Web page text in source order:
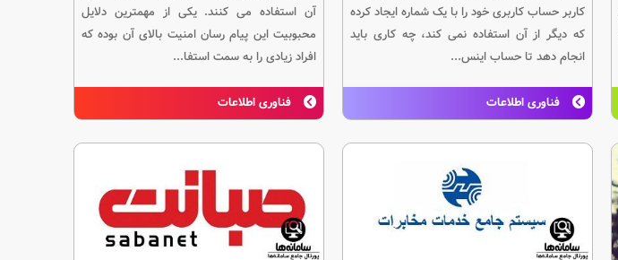
کاربر حساب کاربری خود را با یک شماره ایجاد کرده
که دیگر از آن استفاده نمی کند، چه کاری باید
انجام دهد تا حساب اینس...
فناوری اطلاعات
آن استفاده می کنند. یکی از مهمترین دلایل
محبوبیت این پیام رسان امنیت بالای آن بوده که
افراد زیادی را به سمت استفا...
فناوری اطلاعات